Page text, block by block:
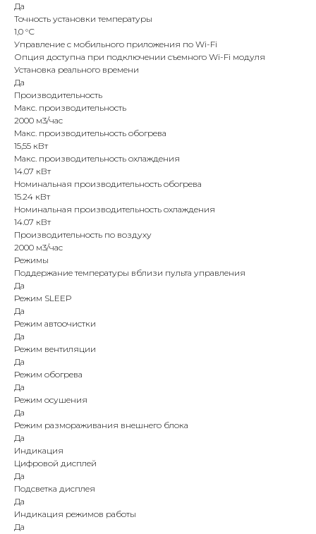
Да
Точность установки температуры
1,0 °С
Управление c мобильного приложения по Wi-Fi
Опция доступна при подключении съемного Wi-Fi модуля
Установка реального времени
Да
Производительность
Макс. производительность
2000 м3/час
Макс. производительность обогрева
15,55 кВт
Макс. производительность охлаждения
14.07 кВт
Номинальная производительность обогрева
15.24 кВт
Номинальная производительность охлаждения
14.07 кВт
Производительность по воздуху
2000 м3/час
Режимы
Поддержание температуры вблизи пульта управления
Да
Режим SLEEP
Да
Режим автоочистки
Да
Режим вентиляции
Да
Режим обогрева
Да
Режим осушения
Да
Режим размораживания внешнего блока
Да
Индикация
Цифровой дисплей
Да
Подсветка дисплея
Да
Индикация режимов работы
Да